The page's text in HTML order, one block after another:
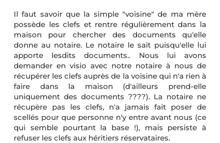
Il faut savoir que la simple "voisine" de ma mère
possède les clefs et rentre régulièrement dans la
maison pour chercher des documents qu'elle
donne au notaire. Le notaire le sait puisqu'elle lui
apporte lesdits documents.. Nous lui avons
demander en visio avec notre notaire à nous de
récupérer les clefs auprès de la voisine qui n'a rien à
faire dans la maison (d'ailleurs prend-elle
uniquement des documents ????). La notaire ne
récupère pas les clefs, n'a jamais fait poser de
scellés pour que personne n'y entre avant nous (ce
qui semble pourtant la base !), mais persiste à
refuser les clefs aux héritiers réservataires.